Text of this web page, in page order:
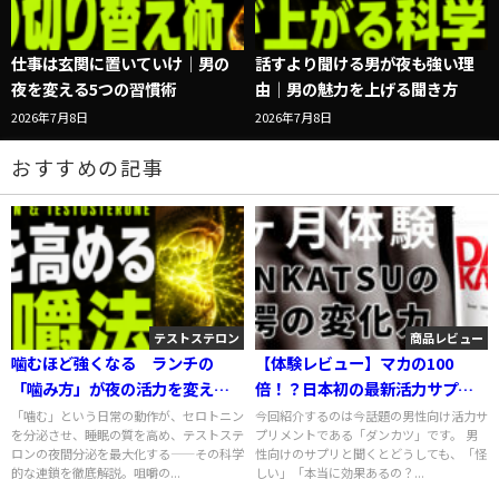
仕事は玄関に置いていけ｜男の
夜を変える5つの習慣術
2026年7月8日
話すより聞ける男が夜も強い理
由｜男の魅力を上げる聞き方
2026年7月8日
おすすめの記事
テストステロン
噛むほど強くなる ランチの
「噛み方」が夜の活力を変える
理由
「噛む」という日常の動作が、セロトニン
を分泌させ、睡眠の質を高め、テストステ
ロンの夜間分泌を最大化する——その科学
的な連鎖を徹底解説。咀嚼の...
商品レビュー
【体験レビュー】マカの100
倍！？日本初の最新活力サプリ
【ダンカツ】
今回紹介するのは今話題の男性向け活力サ
プリメントである「ダンカツ」です。 男
性向けのサプリと聞くとどうしても、「怪
しい」「本当に効果あるの？...